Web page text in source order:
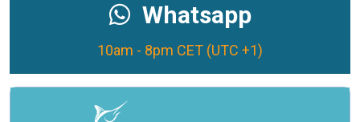
Whatsapp
10am - 8pm CET (UTC +1)